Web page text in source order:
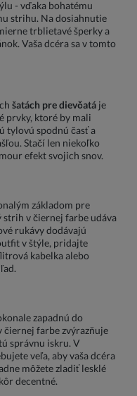
- vďaka bohatému
strihu. Na dosiahnutie
trblietavé šperky a
Vaša dcéra sa v tomto
šatách pre dievčatá je
prvky, ktoré by mali
tylovú spodnú časť a
Stačí len niekoľko
efekt svojich snov.
základom pre
v čiernej farbe udáva
rukávy dodávajú
v štýle, pridajte
kabelka alebo
zapadnú do
farbe zvýrazňuje
správnu iskru. V
veľa, aby vaša dcéra
môžete zladiť lesklé
decentné.